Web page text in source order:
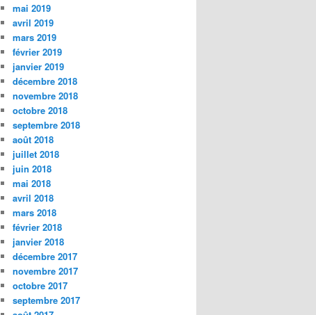
mai 2019
avril 2019
mars 2019
février 2019
janvier 2019
décembre 2018
novembre 2018
octobre 2018
septembre 2018
août 2018
juillet 2018
juin 2018
mai 2018
avril 2018
mars 2018
février 2018
janvier 2018
décembre 2017
novembre 2017
octobre 2017
septembre 2017